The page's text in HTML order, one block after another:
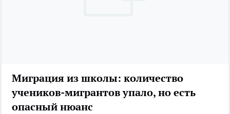
Миграция из школы: количество
учеников-мигрантов упало, но есть
опасный нюанс